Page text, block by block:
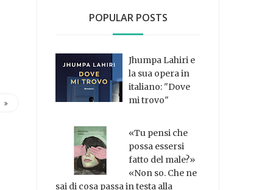
POPULAR POSTS
Jhumpa Lahiri e
la sua opera in
italiano: "Dove
mi trovo"
«Tu pensi che
possa essersi
fatto del male?»
«Non so. Che ne
sai di cosa passa in testa alla